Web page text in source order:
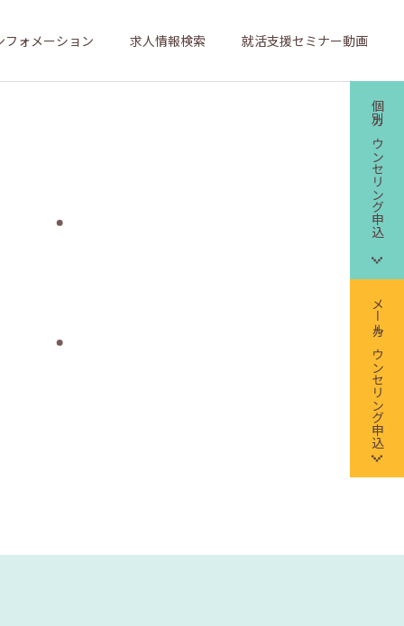
フォメーション 求人情報検索 就活支援セミナー動画
個別カウンセリング申込
メールカウンセリング申込